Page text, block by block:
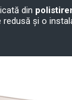
din
și o